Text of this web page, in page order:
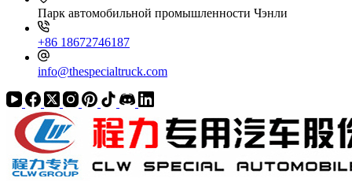
Парк автомобильной промышленности Чэнли
+86 18672746187
info@thespecialtruck.com